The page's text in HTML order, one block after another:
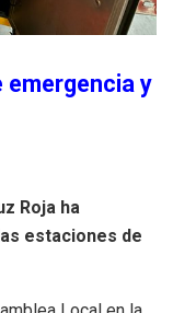
emergencia y
Roja ha
estaciones de